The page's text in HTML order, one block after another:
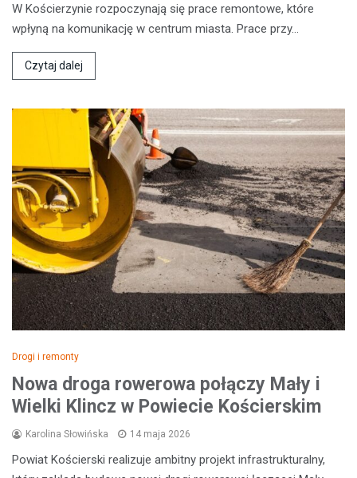
W Kościerzynie rozpoczynają się prace remontowe, które
wpłyną na komunikację w centrum miasta. Prace przy…
Czytaj dalej
Drogi i remonty
Nowa droga rowerowa połączy Mały i
Wielki Klincz w Powiecie Kościerskim
Karolina Słowińska 14 maja 2026
Powiat Kościerski realizuje ambitny projekt infrastrukturalny,